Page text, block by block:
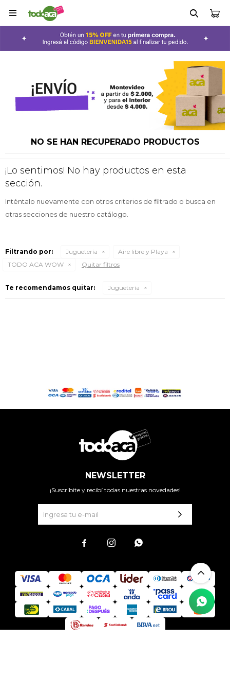

NO SE HAN RECUPERADO PRODUCTOS
¡Lo sentimos! No hay productos en esta
sección.
Inténtalo nuevamente con otros criterios de filtrado o busca en
otras secciones de nuestro catálogo.
Filtrando por: Juguetería
Aire libre y Playa
TODO ACA WOW
Quitar filtros
Te recomendamos quitar: Juguetería
NEWSLETTER
¡Suscribite y recibí todas nuestras novedades!
  